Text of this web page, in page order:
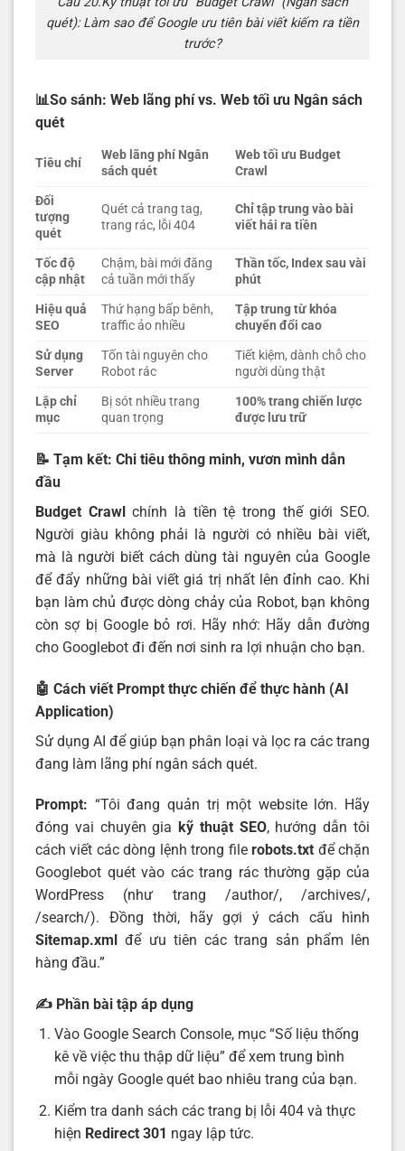
quét): Làm sao để Google ưu tiên bài viết kiếm ra tiền
trước?
📊So sánh: Web lãng phí vs. Web tối ưu Ngân sách
quét
Tiêu chí
Web lãng phí Ngân
sách quét
Web tối ưu Budget
Crawl
Đối
tượng
quét
Quét cả trang tag,
trang rác, lỗi 404
Chỉ tập trung vào bài
viết hái ra tiền
Tốc độ
cập nhật
Chậm, bài mới đăng
cả tuần mới thấy
Thần tốc, Index sau vài
phút
Hiệu quả
SEO
Thứ hạng bấp bênh,
traffic ảo nhiều
Tập trung từ khóa
chuyển đổi cao
Sử dụng
Server
Tốn tài nguyên cho
Robot rác
Tiết kiệm, dành chỗ cho
người dùng thật
Lập chỉ
mục
Bị sót nhiều trang
quan trọng
100% trang chiến lược
được lưu trữ
📝 Tạm kết: Chi tiêu thông minh, vươn mình dẫn
đầu
Budget Crawlchính là tiền tệ trong thế giới SEO.
Người giàu không phải là người có nhiều bài viết,
mà là người biết cách dùng tài nguyên của Google
để đẩy những bài viết giá trị nhất lên đỉnh cao. Khi
bạn làm chủ được dòng chảy của Robot, bạn không
còn sợ bị Google bỏ rơi. Hãy nhớ: Hãy dẫn đường
cho Googlebot đi đến nơi sinh ra lợi nhuận cho bạn.
🤖 Cách viết Prompt thực chiến để thực hành (AI
Application)
Sử dụng AI để giúp bạn phân loại và lọc ra các trang
đang làm lãng phí ngân sách quét.
Prompt: “Tôi đang quản trị một website lớn. Hãy
đóng vai chuyên gia kỹ thuật SEO, hướng dẫn tôi
cách viết các dòng lệnh trong filerobots.txt để chặn
Googlebot quét vào các trang rác thường gặp của
WordPress (như trang /author/, /archives/,
/search/). Đồng thời, hãy gợi ý cách cấu hình
Sitemap.xml
để ưu tiên các trang sản phẩm lên
hàng đầu.”
✍️ Phần bài tập áp dụng
Vào Google Search Console, mục “Số liệu thống
kê về việc thu thập dữ liệu” để xem trung bình
mỗi ngày Google quét bao nhiêu trang của bạn.
Kiểm tra danh sách các trang bị lỗi 404 và thực
hiện Redirect 301 ngay lập tức.